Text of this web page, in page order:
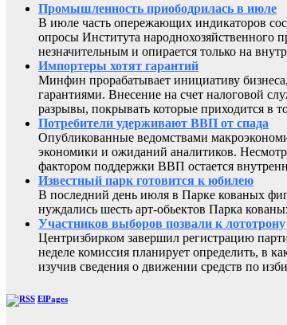
Промышленность приободрилась в июле
В июле часть опережающих индикаторов
опросы Института народнохозяйственного
незначительным и опирается только на
Импортеры хотят гарантий
Минфин прорабатывает инициативу
гарантиями. Внесение на счет налоговой
разрывы, покрывать которые приходится в
Потребители удерживают ВВП от спада
Опубликованные ведомствами
экономики и ожиданий аналитиков.
фактором поддержки ВВП остается
Известный парк готовится к юбилею
В последний день июля в Парке кованых
нуждались шесть арт-обьектов Парка
Участников выборов позвали к лототрону
Центризбирком завершил регистрацию
неделе комиссия планирует определить, в
изучив сведения о движении средств по
ElPages